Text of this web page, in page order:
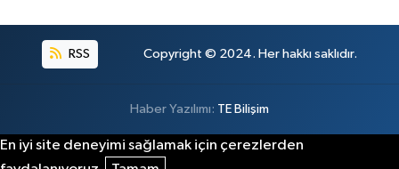
RSS Copyright © 2024. Her hakkı saklıdır.
Haber Yazılımı: TE Bilişim
En iyi site deneyimi sağlamak için çerezlerden